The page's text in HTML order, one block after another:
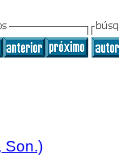
Son.)